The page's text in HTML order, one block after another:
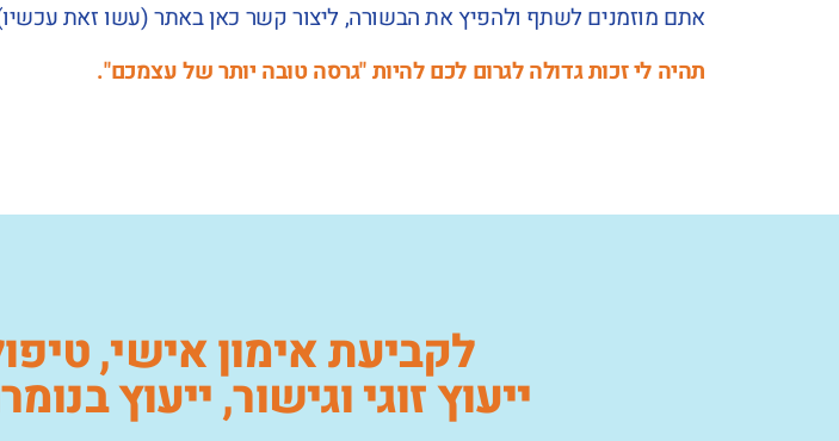
אתם מוזמנים לשתף ולהפיץ את הבשורה, ליצור קשר כאן באתר (עשו זאת עכשיו),
תהיה לי זכות גדולה לגרום לכם להיות "גרסה טובה יותר של עצמכם".
לקביעת אימון אישי,
ייעוץ זוגי וגישור, ייעוץ